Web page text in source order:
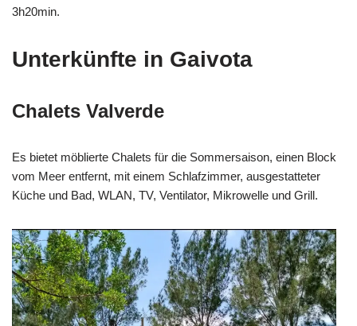
3h20min.
Unterkünfte in Gaivota
Chalets Valverde
Es bietet möblierte Chalets für die Sommersaison, einen Block
vom Meer entfernt, mit einem Schlafzimmer, ausgestatteter
Küche und Bad, WLAN, TV, Ventilator, Mikrowelle und Grill.